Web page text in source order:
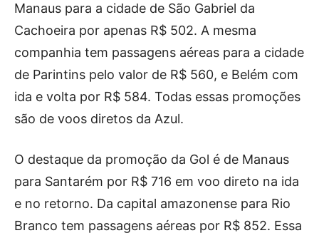
Manaus para a cidade de São Gabriel da
Cachoeira por apenas R$ 502. A mesma
companhia tem passagens aéreas para a cidade
de Parintins pelo valor de R$ 560, e Belém com
ida e volta por R$ 584. Todas essas promoções
são de voos diretos da Azul.
O destaque da promoção da Gol é de Manaus
para Santarém por R$ 716 em voo direto na ida
e no retorno. Da capital amazonense para Rio
Branco tem passagens aéreas por R$ 852. Essa